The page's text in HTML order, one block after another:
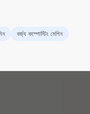
বর্জ্য কম্পোস্টিং মেশিন